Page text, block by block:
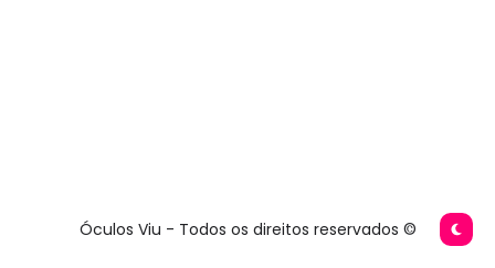
Óculos Viu - Todos os direitos reservados ©